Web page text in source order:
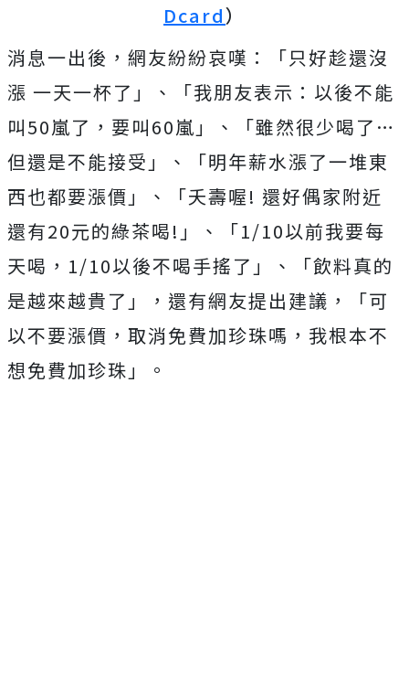
Dcard）
消息一出後，網友紛紛哀嘆：「只好趁還沒
漲 一天一杯了」、「我朋友表示：以後不能
叫50嵐了，要叫60嵐」、「雖然很少喝了…
但還是不能接受」、「明年薪水漲了一堆東
西也都要漲價」、「夭壽喔! 還好偶家附近
還有20元的綠茶喝!」、「1/10以前我要每
天喝，1/10以後不喝手搖了」、「飲料真的
是越來越貴了」，還有網友提出建議，「可
以不要漲價，取消免費加珍珠嗎，我根本不
想免費加珍珠」。